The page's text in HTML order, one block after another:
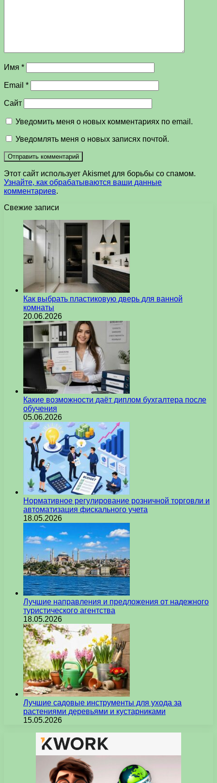
Имя *
Email *
Сайт
Уведомить меня о новых комментариях по email.
Уведомлять меня о новых записях почтой.
Этот сайт использует Akismet для борьбы со спамом.
Узнайте, как обрабатываются ваши данные
комментариев.
Свежие записи
Как выбрать пластиковую дверь для ванной
комнаты
20.06.2026
Какие возможности даёт диплом бухгалтера после
обучения
05.06.2026
Нормативное регулирование розничной торговли и
автоматизация фискального учета
18.05.2026
Лучшие направления и предложения от надежного
туристического агентства
18.05.2026
Лучшие садовые инструменты для ухода за
растениями деревьями и кустарниками
15.05.2026